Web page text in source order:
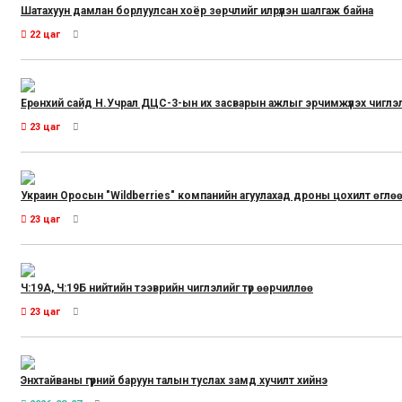
Шатахуун дамлан борлуулсан хоёр зөрчлийг илрүүлэн шалгаж байна
22 цаг
Ерөнхий сайд Н.Учрал ДЦС-3-ын их засварын ажлыг эрчимжүүлэх
23 цаг
Украин Оросын "Wildberries" компанийн агуулахад дроны цохилт өглөө
23 цаг
Ч:19А, Ч:19Б нийтийн тээврийн чиглэлийг түр өөрчиллөө
23 цаг
Энхтайваны гүүрний баруун талын туслах замд хучилт хийнэ